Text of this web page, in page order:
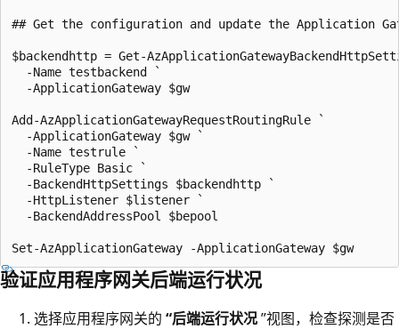
## Get the configuration and update the Application
$backendhttp = Get-
  -Name testbackend `
  -ApplicationGateway $gw
Add-AzApplicationGatewayRequestRoutingRule `
  -ApplicationGateway $gw `
  -Name testrule `
  -RuleType Basic `
  -BackendHttpSettings $backendhttp `
  -HttpListener $listener `
  -BackendAddressPool $bepool
验证应用程序网关后端运行状况
选择应用程序网关的 “后端运行状况”视图，检查探测是否